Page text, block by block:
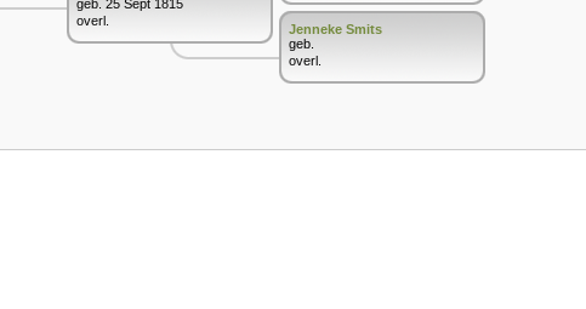
geb. 25 Sept 1815
overl.
Jenneke Smits
geb.
overl.